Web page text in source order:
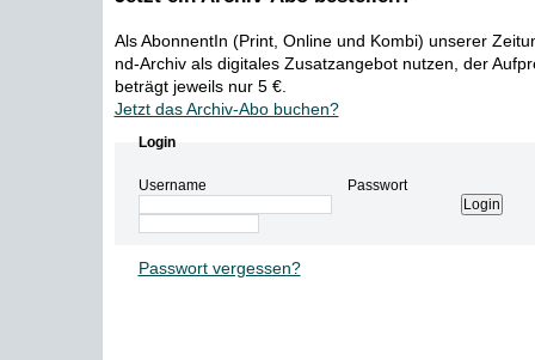
Als AbonnentIn (Print, Online und Kombi) unserer
nd-Archiv als digitales Zusatzangebot nutzen, der
beträgt jeweils nur 5 €.
Jetzt das Archiv-Abo buchen?
Login
Username Passwort
Passwort vergessen?